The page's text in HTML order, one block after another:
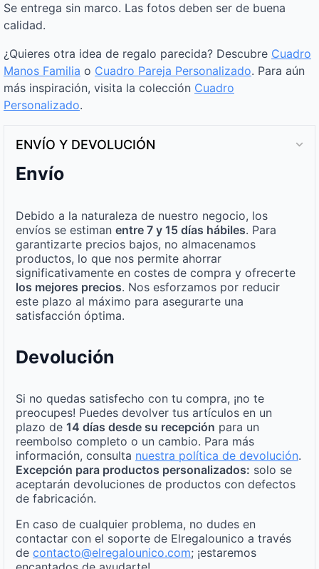
Se entrega sin marco. Las fotos deben ser de buena
calidad.
¿Quieres otra idea de regalo parecida? Descubre Cuadro
Manos Familia o Cuadro Pareja Personalizado. Para aún
más inspiración, visita la colección Cuadro
Personalizado.
ENVÍO Y DEVOLUCIÓN
Envío
Debido a la naturaleza de nuestro negocio, los
envíos se estiman entre 7 y 15 días hábiles. Para
garantizarte precios bajos, no almacenamos
productos, lo que nos permite ahorrar
significativamente en costes de compra y ofrecerte
los mejores precios. Nos esforzamos por reducir
este plazo al máximo para asegurarte una
satisfacción óptima.
Devolución
Si no quedas satisfecho con tu compra, ¡no te
preocupes! Puedes devolver tus artículos en un
plazo de 14 días desde su recepción para un
reembolso completo o un cambio. Para más
información, consulta nuestra política de devolución.
Excepción para productos personalizados: solo se
aceptarán devoluciones de productos con defectos
de fabricación.
En caso de cualquier problema, no dudes en
contactar con el soporte de Elregalounico a través
de contacto@elregalounico.com; ¡estaremos